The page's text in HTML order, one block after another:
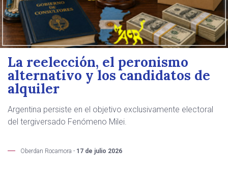
La reelección, el peronismo
alternativo y los candidatos de
alquiler
Argentina persiste en el objetivo exclusivamente electoral
del tergiversado Fenómeno Milei.
Oberdan Rocamora - 17 de julio 2026